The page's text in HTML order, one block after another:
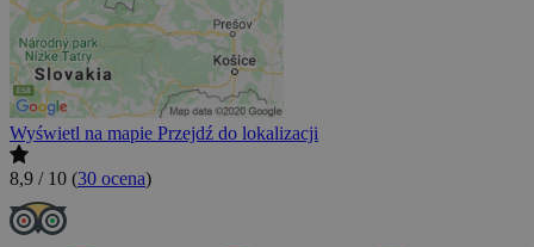
Wyświetl na mapie Przejdź do lokalizacji
8,9 / 10 (30 ocena)